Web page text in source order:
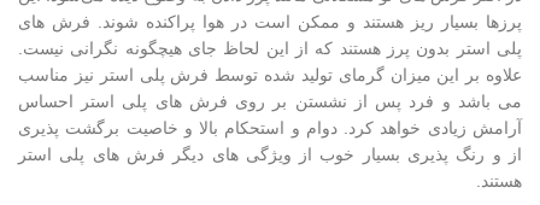
پرز‌ها بسیار ریز هستند و ممکن است در هوا پراکنده شوند. فرش های
پلی استر بدون پرز هستند که از این لحاظ جای هیچگونه نگرانی نیست.
علاوه بر این میزان گرمای تولید شده توسط فرش پلی استر نیز مناسب
می باشد و فرد پس از نشستن بر روی فرش های پلی استر احساس
آرامش زیادی خواهد کرد. دوام و استحکام بالا و خاصیت برگشت پذیری
از و رنگ پذیری بسیار خوب از ویژگی های دیگر فرش های پلی استر
هستند.